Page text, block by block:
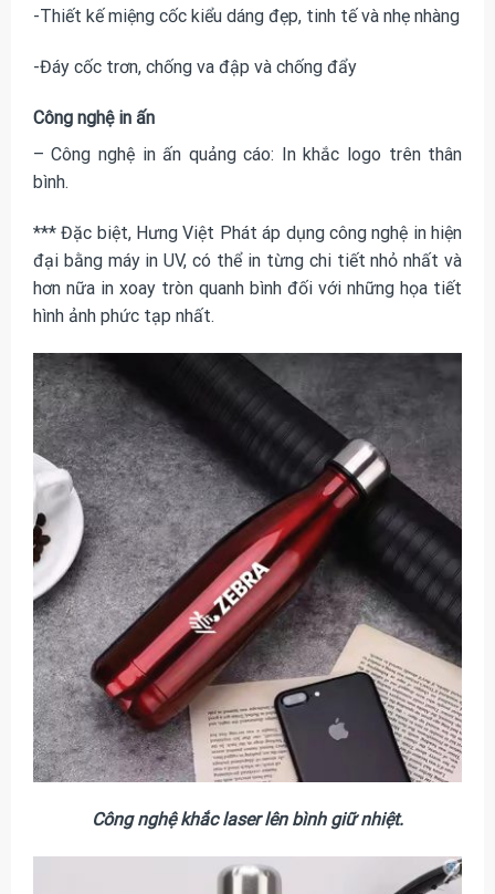
-Thiết kế miệng cốc kiểu dáng đẹp, tinh tế và nhẹ nhàng
-Đáy cốc trơn, chống va đập và chống đẩy
Công nghệ in ấn
– Công nghệ in ấn quảng cáo: In khắc logo trên thân
bình.
*** Đặc biệt, Hưng Việt Phát áp dụng công nghệ in hiện
đại bằng máy in UV, có thể in từng chi tiết nhỏ nhất và
hơn nữa in xoay tròn quanh bình đối với những họa tiết
hình ảnh phức tạp nhất.
Công nghệ khắc laser lên bình giữ nhiệt.